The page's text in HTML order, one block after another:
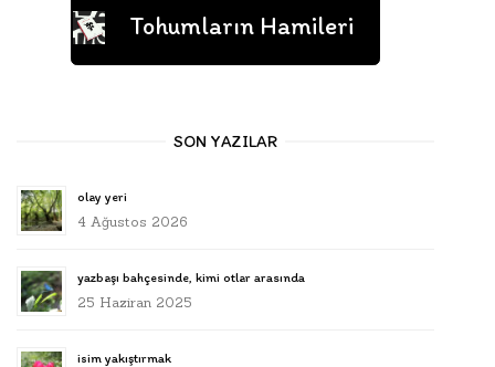
Tohumların Hamileri
SON YAZILAR
olay yeri
4 Ağustos 2026
yazbaşı bahçesinde, kimi otlar arasında
25 Haziran 2025
isim yakıştırmak